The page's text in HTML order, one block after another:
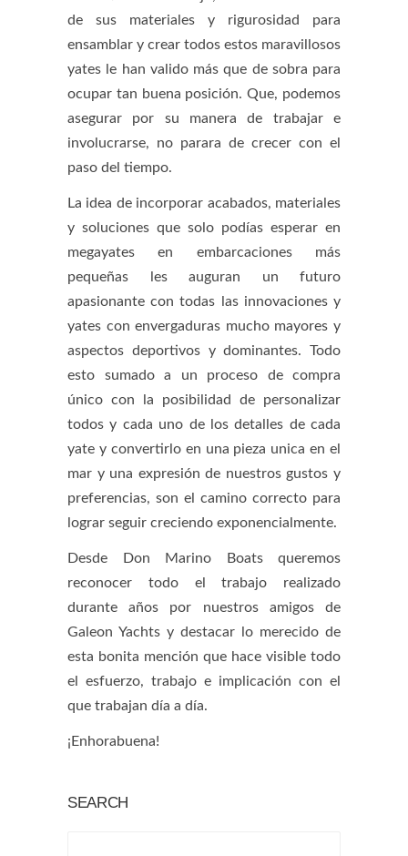
de sus materiales y rigurosidad para
ensamblar y crear todos estos maravillosos
yates le han valido más que de sobra para
ocupar tan buena posición. Que, podemos
asegurar por su manera de trabajar e
involucrarse, no parara de crecer con el
paso del tiempo.
La idea de incorporar acabados, materiales
y soluciones que solo podías esperar en
megayates en embarcaciones más
pequeñas les auguran un futuro
apasionante con todas las innovaciones y
yates con envergaduras mucho mayores y
aspectos deportivos y dominantes. Todo
esto sumado a un proceso de compra
único con la posibilidad de personalizar
todos y cada uno de los detalles de cada
yate y convertirlo en una pieza unica en el
mar y una expresión de nuestros gustos y
preferencias, son el camino correcto para
lograr seguir creciendo exponencialmente.
Desde Don Marino Boats queremos
reconocer todo el trabajo realizado
durante años por nuestros amigos de
Galeon Yachts y destacar lo merecido de
esta bonita mención que hace visible todo
el esfuerzo, trabajo e implicación con el
que trabajan día a día.
¡Enhorabuena!
SEARCH